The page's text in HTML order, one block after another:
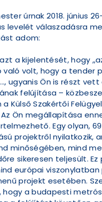
úrnak 2018. június
levelét válaszadásra
adom:
azt a kijelentését, hogy
való volt, hogy a tender
ugyanis Ön is részt
felújítása –
Külső Szakértői
Ön megállapítása
Egy olyan,
projektről nyilatkozik,
minőségében, mind
sikeresen teljesült. Ez
európai
projekt esetében.
hogy a budapesti